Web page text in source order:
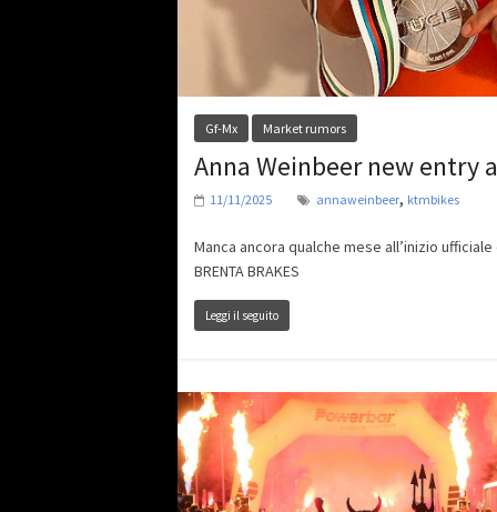
Gf-Mx Market rumors
Anna Weinbeer new entry
11/11/2025 annaweinbeer, ktmbikes
Manca ancora qualche mese all’inizio ufficiale
BRENTA BRAKES
Leggi il seguito